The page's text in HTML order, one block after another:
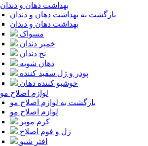
بهداشت دهان و دندان
بازگشت به بهداشت دهان و دندان
بهداشت دهان و دندان
مسواک
خمیر دندان
نخ دندان
دهان شویه
پودر و ژل سفید کننده
خوشبو کننده دهان
لوازم اصلاح مو
بازگشت به لوازم اصلاح مو
لوازم اصلاح مو
کرم موبر
ژل و فوم اصلاح
افتر شیو